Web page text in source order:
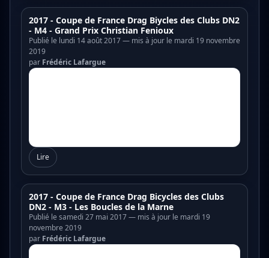
2017 - Coupe de France Drag Biycles des Clubs DN2
- M4 - Grand Prix Christian Fenioux
Publié le lundi 14 août 2017 — mis à jour le mardi 19 novembre
2019
par Frédéric Lafargue
Lire
2017 - Coupe de France Drag Bicycles des Clubs
DN2 - M3 - Les Boucles de la Marne
Publié le samedi 27 mai 2017 — mis à jour le mardi 19
novembre 2019
par Frédéric Lafargue